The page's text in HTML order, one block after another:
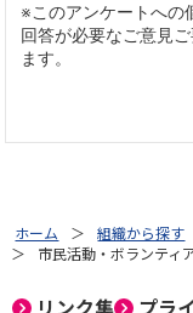
ホーム 組織から探す
市民活動・ボランティ